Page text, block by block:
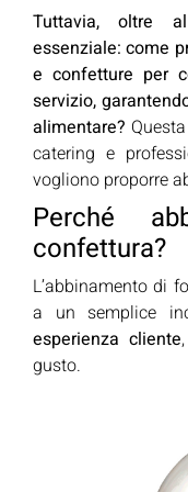
Tuttavia, oltre
essenziale: come
e confetture per
servizio,
alimentare?
catering e
vogliono proporre
Perché
confettura?
L’abbinamento di
a un semplice
esperienza cliente
gusto.